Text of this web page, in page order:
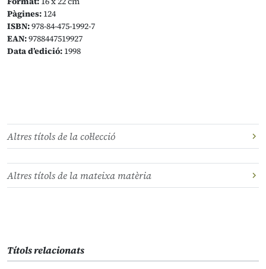
Pàgines: 124
ISBN:978-84-475-1992-7
EAN:9788447519927
Data d’edició: 1998
Altres títols de la col·lecció
Altres títols de la mateixa matèria
Títols relacionats